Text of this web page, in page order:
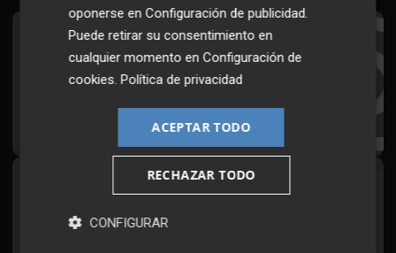
Suscríbete al Boletín
Todos los días a primera hora en tu email
Síguenos en redes
Plaza Podcast, desde cualquier medio
oponerse enConfiguración de publicidad.
Puede retirar su consentimiento en
cualquier momento enConfiguración de
cookies.Política de privacidad
ACEPTAR TODO
RECHAZAR TODO
CONFIGURAR